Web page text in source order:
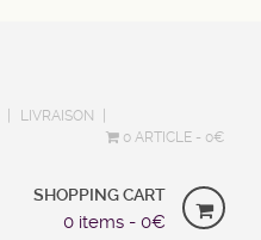
LIVRAISON
0 ARTICLE 0€
SHOPPING CART
0 items - 0€